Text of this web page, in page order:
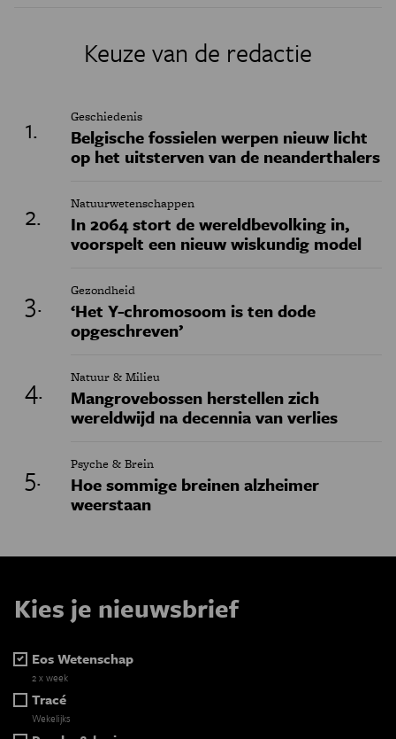
Keuze van de redactie
Geschiedenis
Belgische fossielen werpen nieuw licht
op het uitsterven van de neanderthalers
Natuurwetenschappen
In 2064 stort de wereldbevolking in,
voorspelt een nieuw wiskundig model
Gezondheid
‘Het Y-chromosoom is ten dode
opgeschreven’
Natuur & Milieu
Mangrovebossen herstellen zich
wereldwijd na decennia van verlies
Psyche & Brein
Hoe sommige breinen alzheimer
weerstaan
Kies je nieuwsbrief
Eos Wetenschap
2 x week
Tracé
Wekelijks